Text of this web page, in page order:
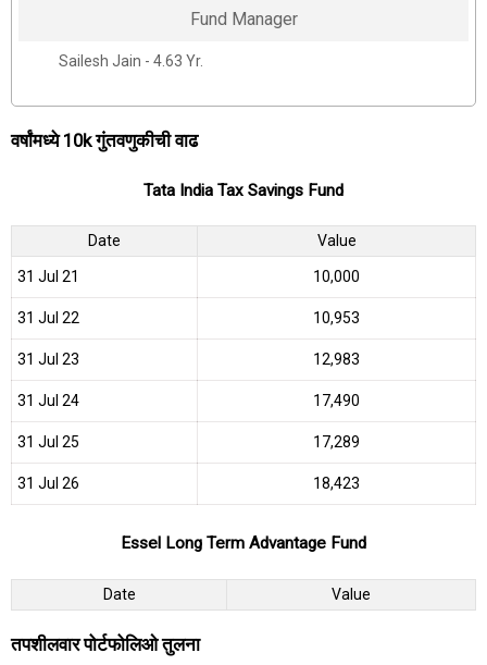
Fund Manager
Sailesh Jain - 4.63 Yr.
वर्षांमध्ये 10k गुंतवणुकीची वाढ
Tata India Tax Savings Fund
Date Value
31 Jul 21 ₹10,000
31 Jul 22 ₹10,953
31 Jul 23 ₹12,983
31 Jul 24 ₹17,490
31 Jul 25 ₹17,289
31 Jul 26 ₹18,423
Essel Long Term Advantage Fund
Date Value
तपशीलवार पोर्टफोलिओ तुलना